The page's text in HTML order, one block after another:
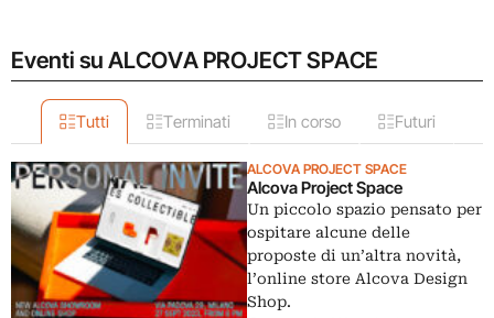
Eventi su ALCOVA PROJECT SPACE
Tutti Terminati In corso Futuri
ALCOVA PROJECT SPACE
Alcova Project Space
Un piccolo spazio pensato per
ospitare alcune delle
proposte di un’altra novità,
l’online store Alcova Design
Shop.